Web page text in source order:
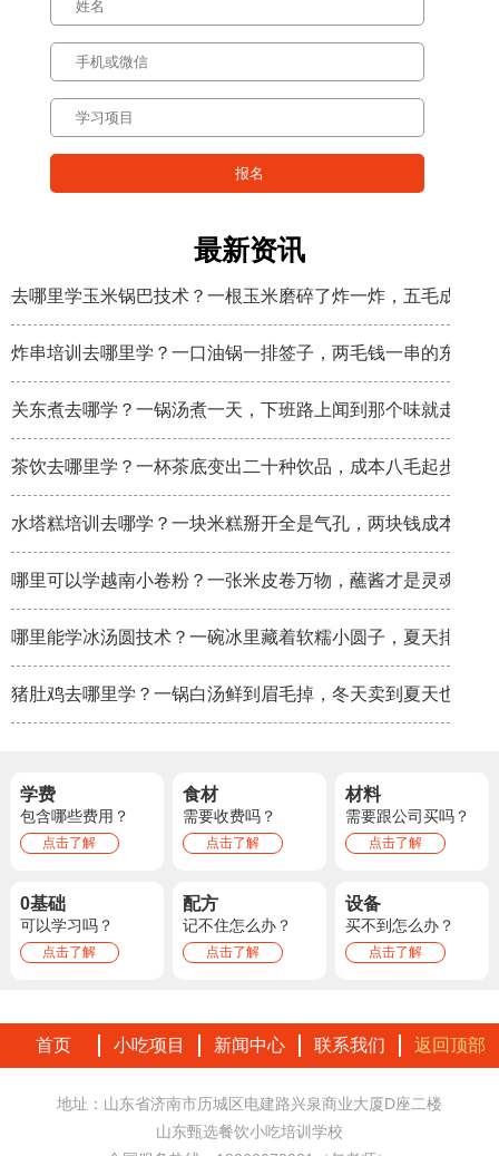
最新资讯
去哪里学玉米锅巴技术？一根玉米磨碎了炸一炸，五毛成本卖
炸串培训去哪里学？一口油锅一排签子，两毛钱一串的东西炸
关东煮去哪学？一锅汤煮一天，下班路上闻到那个味就走不动
茶饮去哪里学？一杯茶底变出二十种饮品，成本八毛起步
水塔糕培训去哪学？一块米糕掰开全是气孔，两块钱成本卖八
哪里可以学越南小卷粉？一张米皮卷万物，蘸酱才是灵魂
哪里能学冰汤圆技术？一碗冰里藏着软糯小圆子，夏天排队排
猪肚鸡去哪里学？一锅白汤鲜到眉毛掉，冬天卖到夏天也不淡
学费
包含哪些费用？
点击了解
食材
需要收费吗？
点击了解
材料
需要跟公司买吗？
点击了解
0基础
可以学习吗？
点击了解
配方
记不住怎么办？
点击了解
设备
买不到怎么办？
点击了解
首页 小吃项目 新闻中心 联系我们 返回顶部
地址：山东省济南市历城区电建路兴泉商业大厦D座二楼
山东甄选餐饮小吃培训学校